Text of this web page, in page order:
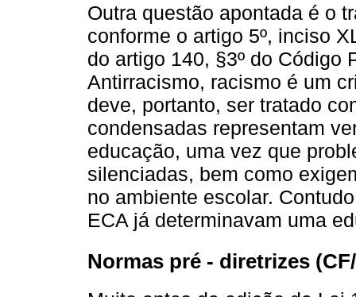
Outra questão apontada é o
conforme o artigo 5º, inciso
do artigo 140, §3º do Código
Antirracismo, racismo é um
deve, portanto, ser tratado
condensadas representam
educação, uma vez que
silenciadas, bem como
no ambiente escolar.
ECA já determinavam uma
Normas pré - diretrizes